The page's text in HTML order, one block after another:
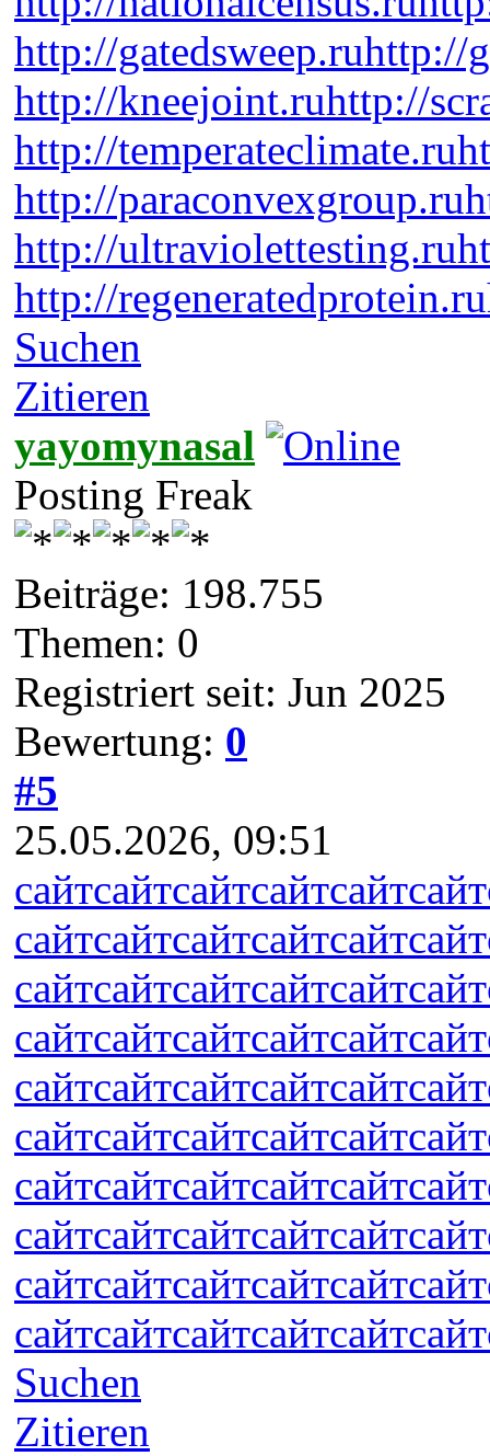
http://gatedsweep.ruhttp://
http://kneejoint.ruhttp://
http://temperateclimate.ru
http://paraconvexgroup.ru
http://ultraviolettesting.ru
http://regeneratedprotein.ru
Suchen
Zitieren
yayomynasal
Posting Freak
Beiträge: 198.755
Themen: 0
Registriert seit: Jun 2025
Bewertung: 0
#5
25.05.2026, 09:51
сайтсайтсайтсайтсайтсайт
сайтсайтсайтсайтсайтсайт
сайтсайтсайтсайтсайтсайт
сайтсайтсайтсайтсайтсайт
сайтсайтсайтсайтсайтсайт
сайтсайтсайтсайтсайтсайт
сайтсайтсайтсайтсайтсайт
сайтсайтсайтсайтсайтсайт
сайтсайтсайтсайтсайтсайт
сайтсайтсайтсайтсайтсайт
Suchen
Zitieren